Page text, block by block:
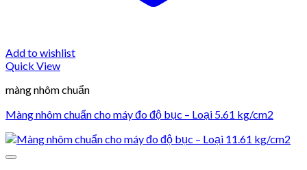
Add to wishlist
Quick View
màng nhôm chuẩn
Màng nhôm chuẩn cho máy đo độ bục – Loại 5.61 kg/cm2